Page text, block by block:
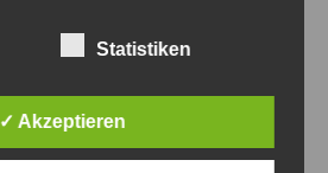
Statistiken
✓ Akzeptieren